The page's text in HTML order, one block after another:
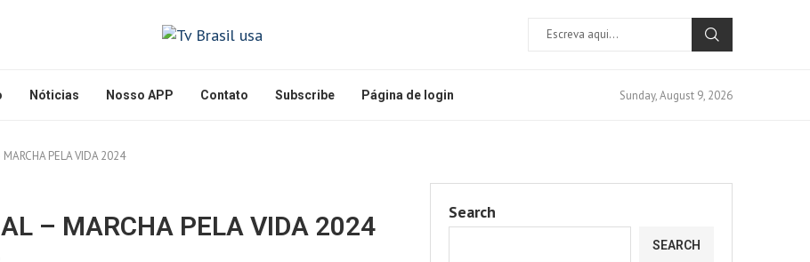
Nóticias Nosso APP Contato Subscribe Página de login Sunday, August 9, 2026
PELA VIDA 2024
– MARCHA PELA VIDA 2024 Search
SEARCH